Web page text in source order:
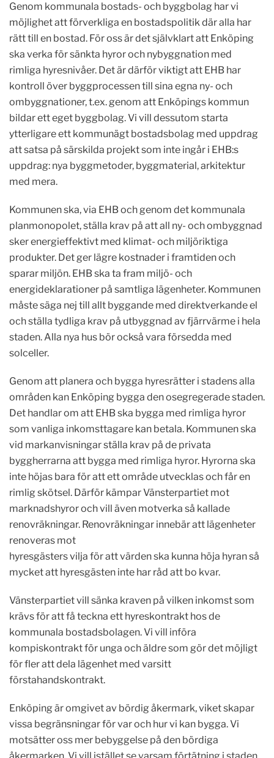
Genom kommunala bostads- och byggbolag har vi
möjlighet att förverkliga en bostadspolitik där alla har
rätt till en bostad. För oss är det självklart att Enköping
ska verka för sänkta hyror och nybyggnation med
rimliga hyresnivåer. Det är därför viktigt att EHB har
kontroll över byggprocessen till sina egna ny- och
ombyggnationer, t.ex. genom att Enköpings kommun
bildar ett eget byggbolag. Vi vill dessutom starta
ytterligare ett kommunägt bostadsbolag med uppdrag
att satsa på särskilda projekt som inte ingår i EHB:s
uppdrag: nya byggmetoder, byggmaterial, arkitektur
med mera.
Kommunen ska, via EHB och genom det kommunala
planmonopolet, ställa krav på att all ny- och ombyggnad
sker energieffektivt med klimat- och miljöriktiga
produkter. Det ger lägre kostnader i framtiden och
sparar miljön. EHB ska ta fram miljö- och
energideklarationer på samtliga lägenheter. Kommunen
måste säga nej till allt byggande med direktverkande el
och ställa tydliga krav på utbyggnad av fjärrvärme i hela
staden. Alla nya hus bör också vara försedda med
solceller.
Genom att planera och bygga hyresrätter i stadens alla
områden kan Enköping bygga den osegregerade staden.
Det handlar om att EHB ska bygga med rimliga hyror
som vanliga inkomsttagare kan betala. Kommunen ska
vid markanvisningar ställa krav på de privata
byggherrarna att bygga med rimliga hyror. Hyrorna ska
inte höjas bara för att ett område utvecklas och får en
rimlig skötsel. Därför kämpar Vänsterpartiet mot
marknadshyror och vill även motverka så kallade
renovräkningar. Renovräkningar innebär att lägenheter
renoveras mot
hyresgästers vilja för att värden ska kunna höja hyran så
mycket att hyresgästen inte har råd att bo kvar.
Vänsterpartiet vill sänka kraven på vilken inkomst som
krävs för att få teckna ett hyreskontrakt hos de
kommunala bostadsbolagen. Vi vill införa
kompiskontrakt för unga och äldre som gör det möjligt
för fler att dela lägenhet med varsitt
förstahandskontrakt.
Enköping är omgivet av bördig åkermark, viket skapar
vissa begränsningar för var och hur vi kan bygga. Vi
motsätter oss mer bebyggelse på den bördiga